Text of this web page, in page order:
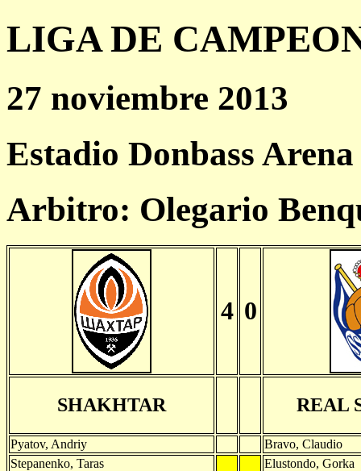
LIGA DE
27 noviembre 2013
Estadio Donbass
Arbitro: Olegario
4 0
SHAKHTAR REAL
Pyatov, Andriy
Bravo, Claudio
Stepanenko, Taras
Elustondo, Gorka